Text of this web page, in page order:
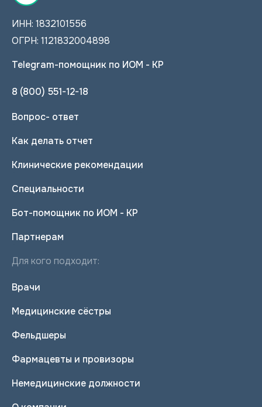
ИНН: 1832101556
ОГРН: 1121832004898
Telegram-помощник по ИОМ - КР
8 (800) 551-12-18
Вопрос- ответ
Как делать отчет
Клинические рекомендации
Специальности
Бот-помощник по ИОМ - КР
Партнерам
Для кого подходит:
Врачи
Медицинские сёстры
Фельдшеры
Фармацевты и провизоры
Немедицинские должности